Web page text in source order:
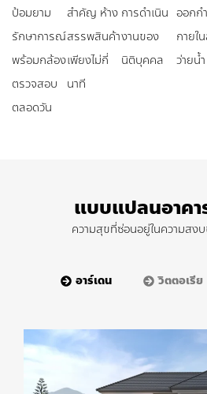
ป้อมยาม
รักษาการณ์
พร้อมกล้อง
ตรวจสอบ
ตลอดวัน
สำคัญ ห้าง
สรรพสินค้า
เพียงไม่กี่
นาที
การดำเนิน
งานของ
นิติบุคคล
ออกก
กายใ
ว่ายน้ำ
แบบแปลนอาคา
ความสุขที่ซ่อนอยู่ในความสง
อาร์เดน วิตตอเรีย